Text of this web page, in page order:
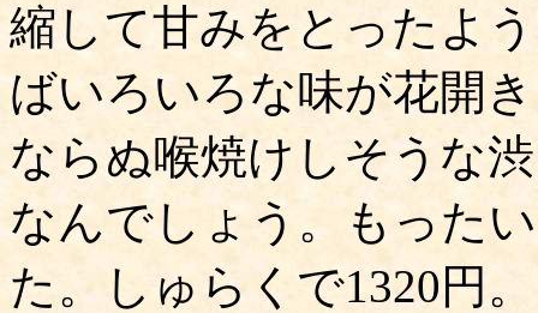
縮して甘みをとったよ
ばいろいろな味が花開
ならぬ喉焼けしそうな
なんでしょう。もった
た。しゅらくで1320円。